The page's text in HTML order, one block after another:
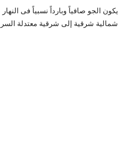
يكون الجو صافياً وبارداً نسبياً فى
شمالية شرقية إلى شرقية معتدلة